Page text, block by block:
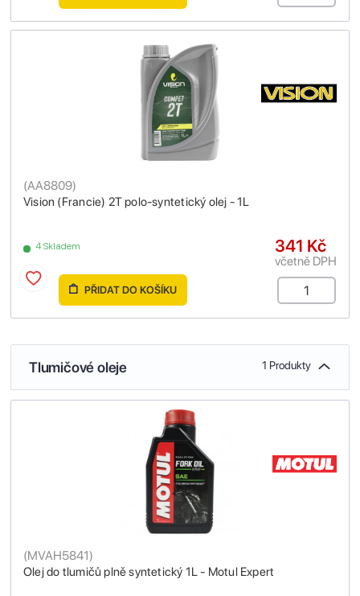
Vision (Francie) 2T polo-syntetický olej - 1L
(AA8809)
4 Skladem 341 Kč
včetně DPH
PŘIDAT DO KOŠÍKU
Tlumičové oleje 1 Produkty
Olej do tlumičů plně syntetický 1L - Motul Expert
(MVAH5841)